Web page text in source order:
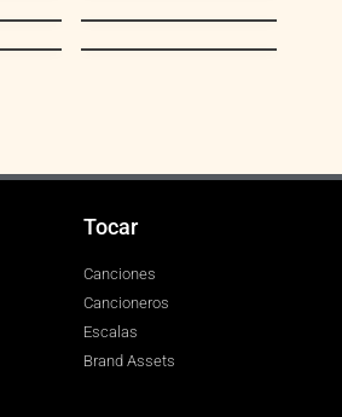
Duérmete mi niño
Estrellita
Tocar
Canciones
Cancioneros
Escalas
Brand Assets